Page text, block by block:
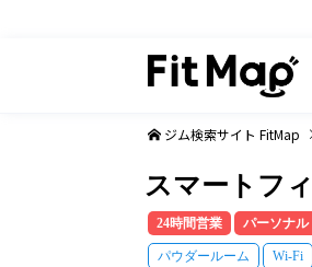
ジム検索サイト FitMap
スマートフ
24時間営業 パーソナ
パウダールーム Wi-Fi